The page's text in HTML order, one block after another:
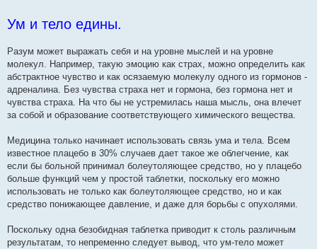
Ум и тело едины.
Разум может выражать себя и на уровне мыслей и на уровне
молекул. Например, такую эмоцию как страх, можно определить как
абстрактное чувство и как осязаемую молекулу одного из гормонов -
адреналина. Без чувства страха нет и гормона, без гормона нет и
чувства страха. На что бы не устремилась наша мысль, она влечет
за собой и образование соответствующего химического вещества.
Медицина только начинает использовать связь ума и тела. Всем
известное плацебо в 30% случаев дает такое же облегчение, как
если бы больной принимал болеутоляющее средство, но у плацебо
больше функций чем у простой таблетки, поскольку его можно
использовать не только как болеутоляющее средство, но и как
средство понижающее давление, и даже для борьбы с опухолями.
Поскольку одна безобидная таблетка приводит к столь различным
результатам, то непременно следует вывод, что ум-тело может